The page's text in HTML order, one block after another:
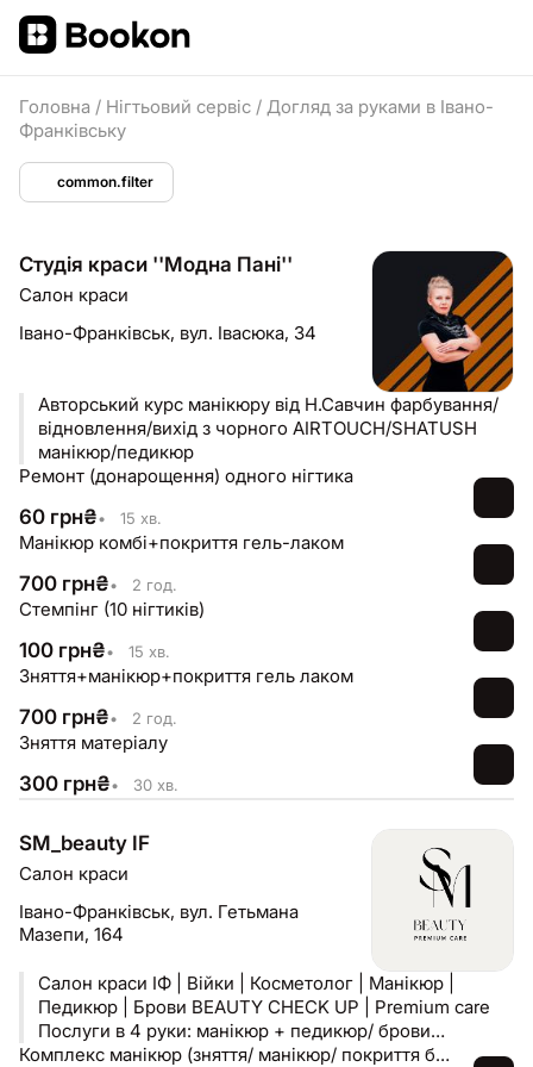
Головна / Нігтьовий сервіс / Догляд за руками в Івано-
Франківську
common.filter
Студія краси ''Модна Пані''
Салон краси
Івано-Франківськ, вул. Івасюка, 34
Авторський курс манікюру від Н.Савчин фарбування/
відновлення/вихід з чорного AIRTOUCH/SHATUSH
манікюр/педикюр
Ремонт (донарощення) одного нігтика
60 грн₴• 15 хв.
Манікюр комбі+покриття гель-лаком
700 грн₴• 2 год.
Стемпінг (10 нігтиків)
100 грн₴• 15 хв.
Зняття+манікюр+покриття гель лаком
700 грн₴• 2 год.
Зняття матеріалу
300 грн₴• 30 хв.
SM_beauty IF
Салон краси
Івано-Франківськ, вул. Гетьмана
Мазепи, 164
Салон краси ІФ | Війки | Косметолог | Манікюр |
Педикюр | Брови BEAUTY CHECK UP | Premium care
Послуги в 4 руки: манікюр + педикюр/ брови
Педикюр + ламінування вій ІФ/ЖК Липки, вул. Мазепи,
Комплекс манікюр (зняття/ манікюр/ покриття база + гель лак (ремонт 1-2 нігтів)